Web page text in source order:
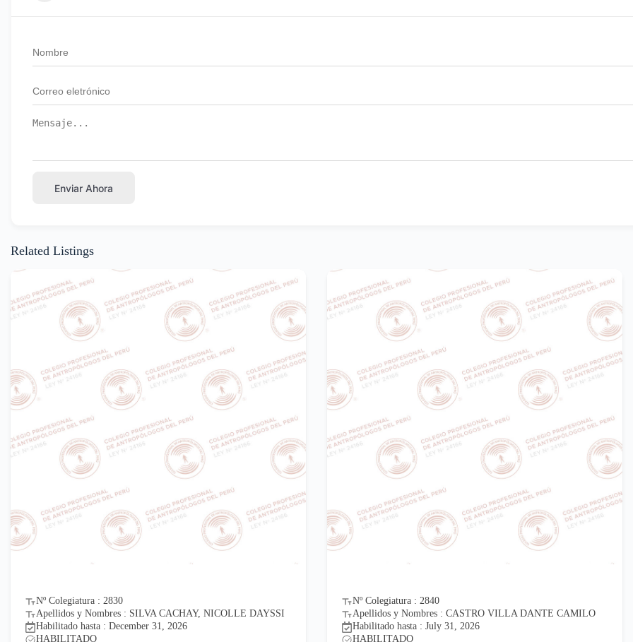
Enviar Ahora
Related Listings
Nº Colegiatura : 2830
Apellidos y Nombres : SILVA CACHAY, NICOLLE DAYSSI
Habilitado hasta : December 31, 2026
HABILITADO
Nº Colegiatura : 2840
Apellidos y Nombres : CASTRO VILLA DANTE CAMILO
Habilitado hasta : July 31, 2026
HABILITADO